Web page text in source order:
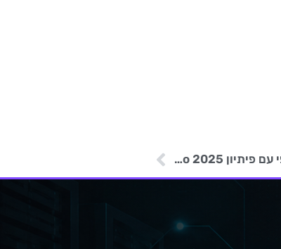
האקרים סינים תוקפים דיפלומטים של האיחוד האירופי עם פיתיון Expo 2025